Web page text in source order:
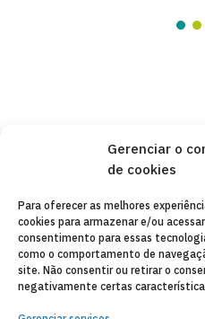
Gerenciar o
de cookies
Para oferecer as melhores
cookies para armazenar e/ou
consentimento para essas
como o comportamento de
site. Não consentir ou retirar o
negativamente certas
Copyleft 2025
AVISO
POLÍTICA DE